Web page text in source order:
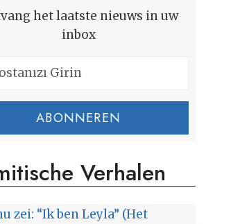
het laatste nieuws in uw
inbox
ABONNEREN
Verhalen